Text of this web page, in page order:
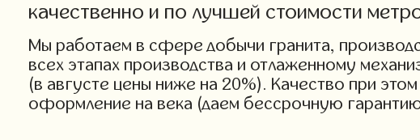
качественно и по лучшей стоимости
Мы работаем в сфере добычи гранита,
всех этапах производства и отлаженному
(в августе цены ниже на 20%). Качество при
оформление на века (даем бессрочную